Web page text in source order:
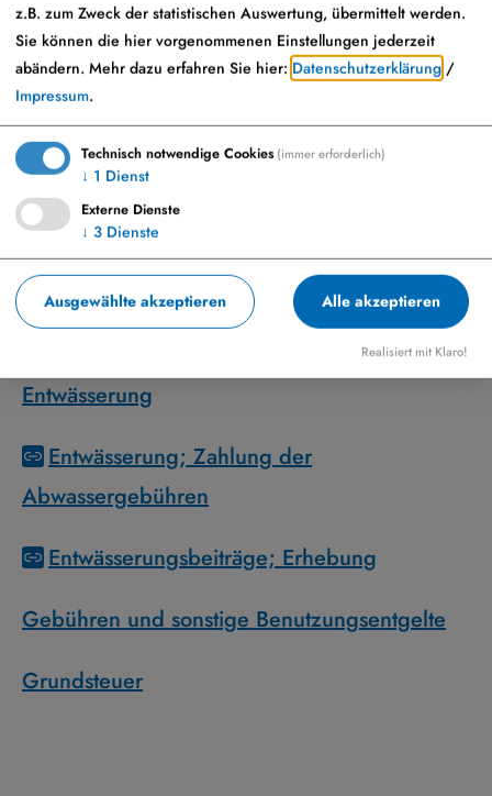
Fachbereich 5: Steuer-/ Abgabenamt
Aufgaben
Abwassergebühren
Beiträge und Kostenerstattungen für
Investitionen zur Wasserversorgung/
Entwässerung
Entwässerung; Zahlung der
Abwassergebühren
Entwässerungsbeiträge; Erhebung
Gebühren und sonstige Benutzungsentgelte
Grundsteuer
z.B. zum Zweck der statistischen Auswertung, übermittelt werden.
Sie können die hier vorgenommenen Einstellungen jederzeit
abändern. Mehr dazu erfahren Sie hier: Datenschutzerklärung /
Impressum.
Technisch notwendige Cookies(immer erforderlich)
↓ 1 Dienst
Externe Dienste
↓ 3 Dienste
Ausgewählte akzeptieren Alle akzeptieren
Realisiert mit Klaro!